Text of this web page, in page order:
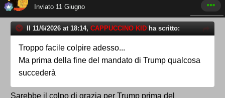
Inviato 11 Giugno
Il 11/6/2026 at 18:14, CAPPUCCINO KID ha scritto:
Troppo facile colpire adesso...
Ma prima della fine del mandato di Trump qualcosa
succederà
Sarebbe il colpo di grazia per Trump prima del